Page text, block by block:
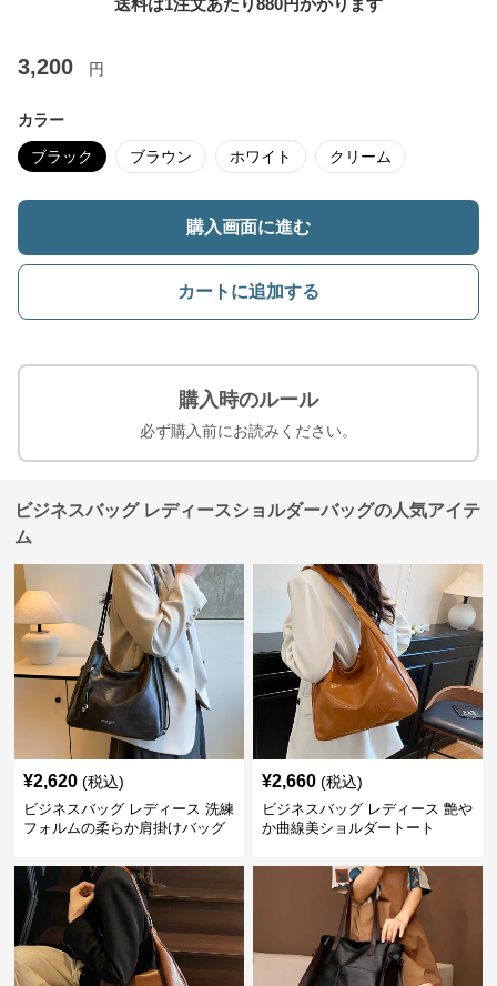
送料は1注文あたり880円かかります
3,200 円
カラー
ブラック ブラウン ホワイト クリーム
購入画面に進む
カートに追加する
購入時のルール
必ず購入前にお読みください。
ビジネスバッグ レディースショルダーバッグの人気アイテ
ム
¥2,620 (税込)
ビジネスバッグ レディース 洗練
フォルムの柔らか肩掛けバッグ
¥2,660 (税込)
ビジネスバッグ レディース 艶や
か曲線美ショルダートート